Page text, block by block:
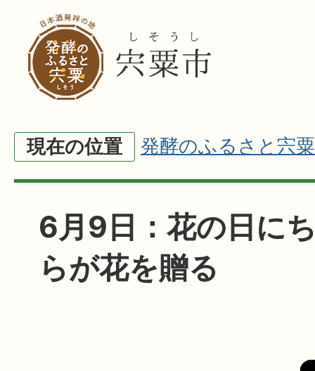
現在の位置 発酵のふるさと宍粟
6月9日：花の日に
らが花を贈る